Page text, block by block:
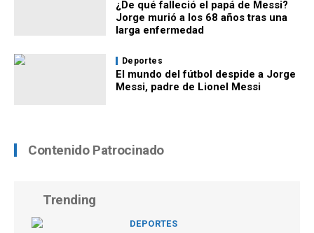
¿De qué falleció el papá de Messi?
Jorge murió a los 68 años tras una
larga enfermedad
Deportes
El mundo del fútbol despide a Jorge
Messi, padre de Lionel Messi
Contenido Patrocinado
Trending
DEPORTES